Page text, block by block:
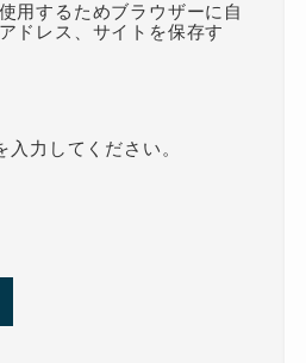
用するためブラウザーに自
ドレス、サイトを保存す
入力してください。